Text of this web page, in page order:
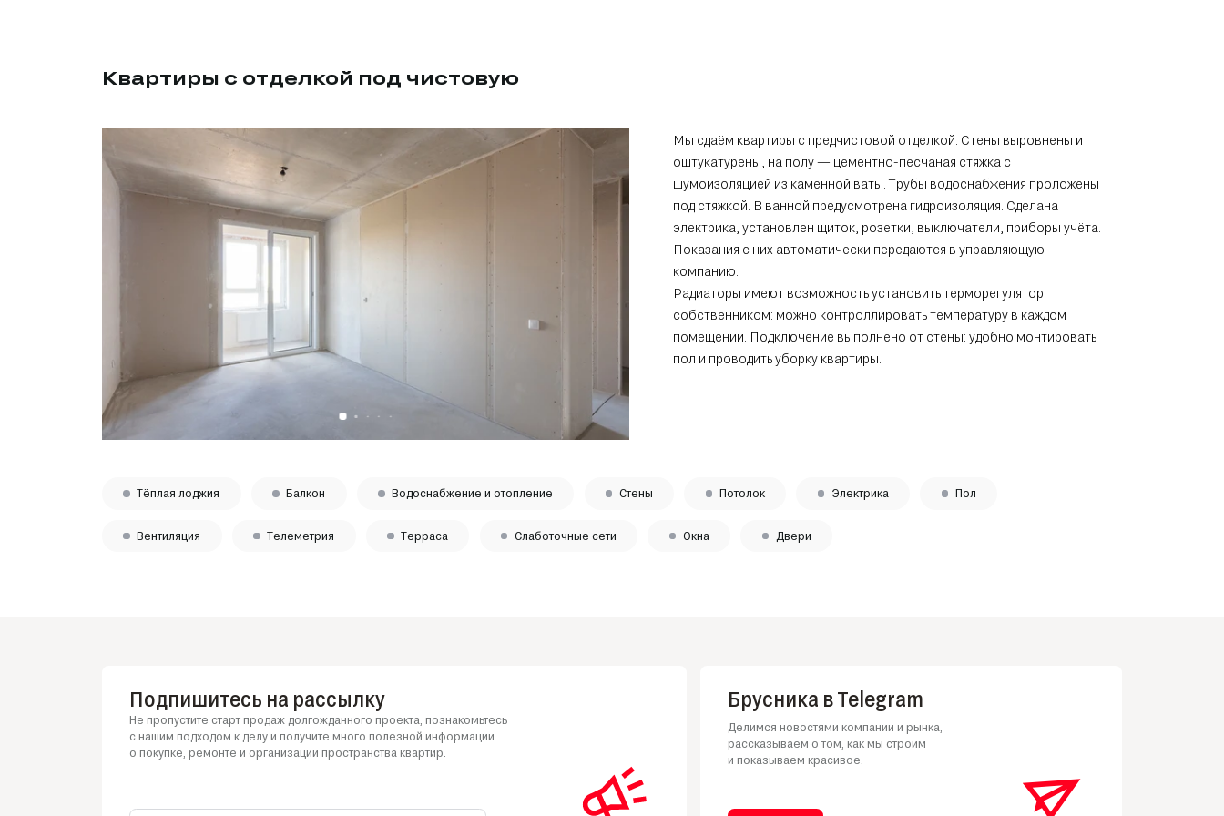
Квартиры с отделкой под чистовую
Мы сдаём квартиры с предчистовой отделкой. Стены выровнены и
оштукатурены, на полу — цементно-песчаная стяжка с
шумоизоляцией из каменной ваты. Трубы водоснабжения проложены
под стяжкой. В ванной предусмотрена гидроизоляция. Сделана
электрика, установлен щиток, розетки, выключатели, приборы учёта.
Показания с них автоматически передаются в управляющую
компанию.
Радиаторы имеют возможность установить терморегулятор
собственником: можно контроллировать температуру в каждом
помещении. Подключение выполнено от стены: удобно монтировать
пол и проводить уборку квартиры.
Тёплая лоджия Балкон Водоснабжение и отопление Стены Потолок Электрика Пол
Вентиляция Телеметрия Терраса Слаботочные сети Окна Двери
Подпишитесь на рассылку
Не пропустите старт продаж долгожданного проекта, познакомьтесь
с нашим подходом к делуи получите много полезной информации
о покупке , ремонте и организации пространства квартир.
Брусника в Telegram
Делимся новостями компании и рынка,
рассказываем о том, как мы строим
и показываем красивое.